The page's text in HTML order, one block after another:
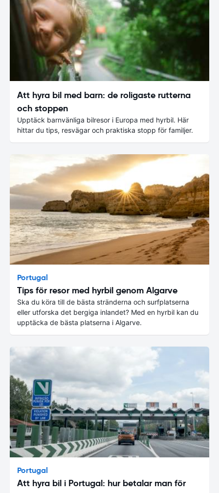
Att hyra bil med barn: de roligaste rutterna
och stoppen
Upptäck barnvänliga bilresor i Europa med hyrbil. Här
hittar du tips, resvägar och praktiska stopp för familjer.
Portugal
Tips för resor med hyrbil genom Algarve
Ska du köra till de bästa stränderna och surfplatserna
eller utforska det bergiga inlandet? Med en hyrbil kan du
upptäcka de bästa platserna i Algarve.
Portugal
Att hyra bil i Portugal: hur betalar man för